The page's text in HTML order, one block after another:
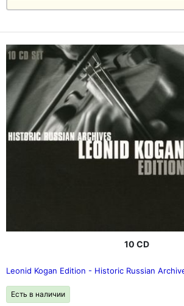
10 CD
Leonid Kogan Edition - Historic Russian
Есть в наличии